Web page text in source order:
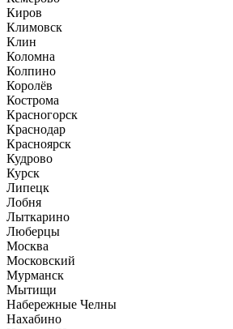
Киров
Климовск
Клин
Коломна
Колпино
Королёв
Кострома
Красногорск
Краснодар
Красноярск
Кудрово
Курск
Липецк
Лобня
Лыткарино
Люберцы
Москва
Московский
Мурманск
Мытищи
Набережные Челны
Нахабино